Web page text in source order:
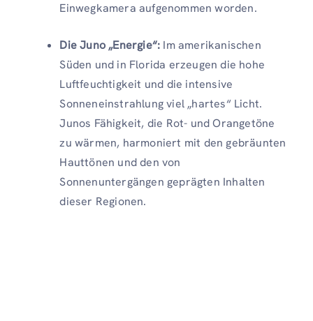
Einwegkamera aufgenommen worden.
Die Juno „Energie“: Im amerikanischen
Süden und in Florida erzeugen die hohe
Luftfeuchtigkeit und die intensive
Sonneneinstrahlung viel „hartes“ Licht.
Junos Fähigkeit, die Rot- und Orangetöne
zu wärmen, harmoniert mit den gebräunten
Hauttönen und den von
Sonnenuntergängen geprägten Inhalten
dieser Regionen.